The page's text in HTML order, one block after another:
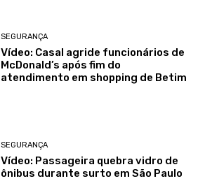
SEGURANÇA
Vídeo: Casal agride funcionários de
McDonald’s após fim do
atendimento em shopping de Betim
SEGURANÇA
Vídeo: Passageira quebra vidro de
ônibus durante surto em São Paulo